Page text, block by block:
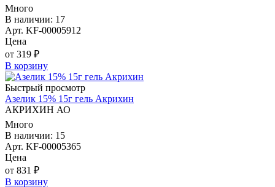
Много
В наличии: 17
Арт. KF-00005912
Цена
от 319 ₽
В корзину
Быстрый просмотр
Азелик 15% 15г гель Акрихин
АКРИХИН АО
Много
В наличии: 15
Арт. KF-00005365
Цена
от 831 ₽
В корзину